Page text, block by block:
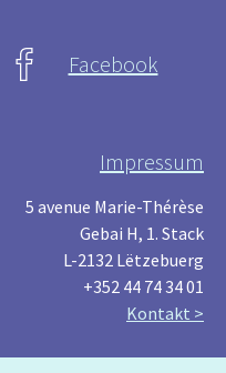
Facebook
Impressum
5 avenue Marie-Thérèse
Gebai H, 1. Stack
L-2132 Lëtzebuerg
+352 44 74 34 01
Kontakt >